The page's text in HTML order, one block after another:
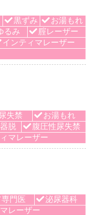
黒ずみ
お湯もれ
るみ
腟レーザー
インティマレーザー
尿失禁
お湯もれ
脱
腹圧性尿失禁
マレーザー
専門医
泌尿器科
レーザー